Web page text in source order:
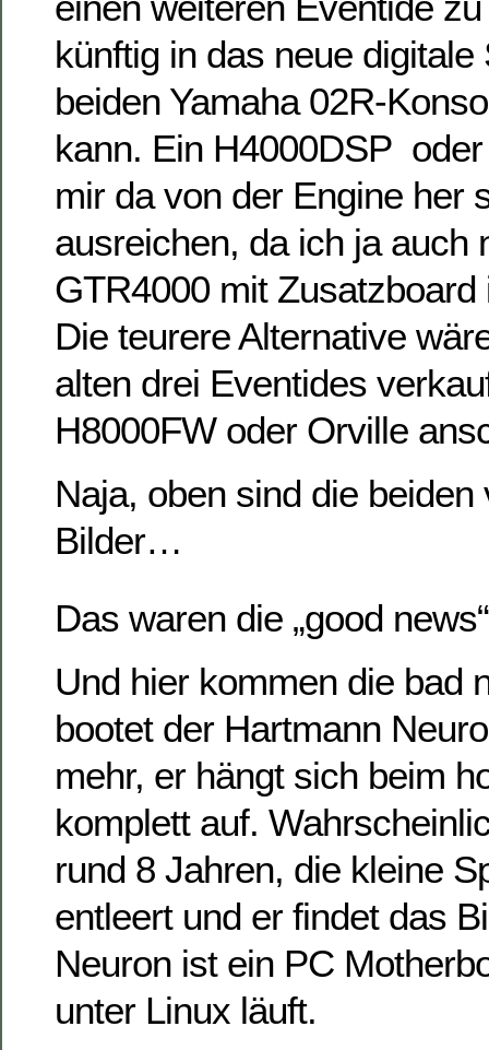
künftig in das neue
beiden Yamaha 02R-
kann. Ein H4000DSP
mir da von der Engine her
ausreichen, da ich ja auch
GTR4000 mit
Die teurere Alternative
alten drei Eventides
H8000FW oder Orville
Naja, oben sind die
Bilder…
Das waren die „good
Und hier kommen die bad
bootet der Hartmann
mehr, er hängt sich beim
komplett auf.
rund 8 Jahren, die kleine
entleert und er findet das
Neuron ist ein PC
unter Linux läuft.